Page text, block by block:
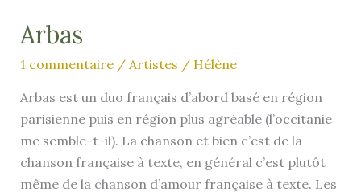
Arbas
1 commentaire / Artistes / Hélène
Arbas est un duo français d’abord basé en région
parisienne puis en région plus agréable (l’occitanie
me semble-t-il). La chanson et bien c’est de la
chanson française à texte, en général c’est plutôt
même de la chanson d’amour française à texte. Les